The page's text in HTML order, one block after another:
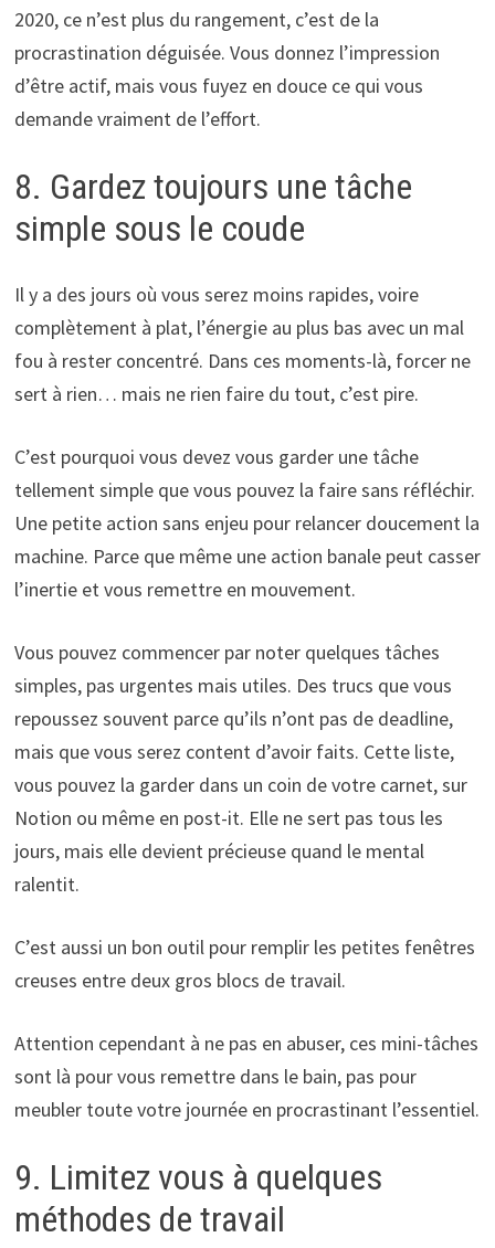
2020, ce n’est plus du rangement, c’est de la
procrastination déguisée. Vous donnez l’impression
d’être actif, mais vous fuyez en douce ce qui vous
demande vraiment de l’effort.
8. Gardez toujours une tâche
simple sous le coude
Il y a des jours où vous serez moins rapides, voire
complètement à plat, l’énergie au plus bas avec un mal
fou à rester concentré. Dans ces moments-là, forcer ne
sert à rien… mais ne rien faire du tout, c’est pire.
C’est pourquoi vous devez vous garder une tâche
tellement simple que vous pouvez la faire sans réfléchir.
Une petite action sans enjeu pour relancer doucement la
machine. Parce que même une action banale peut casser
l’inertie et vous remettre en mouvement.
Vous pouvez commencer par noter quelques tâches
simples, pas urgentes mais utiles. Des trucs que vous
repoussez souvent parce qu’ils n’ont pas de deadline,
mais que vous serez content d’avoir faits. Cette liste,
vous pouvez la garder dans un coin de votre carnet, sur
Notion ou même en post-it. Elle ne sert pas tous les
jours, mais elle devient précieuse quand le mental
ralentit.
C’est aussi un bon outil pour remplir les petites fenêtres
creuses entre deux gros blocs de travail.
Attention cependant à ne pas en abuser, ces mini-tâches
sont là pour vous remettre dans le bain, pas pour
meubler toute votre journée en procrastinant l’essentiel.
9. Limitez vous à quelques
méthodes de travail